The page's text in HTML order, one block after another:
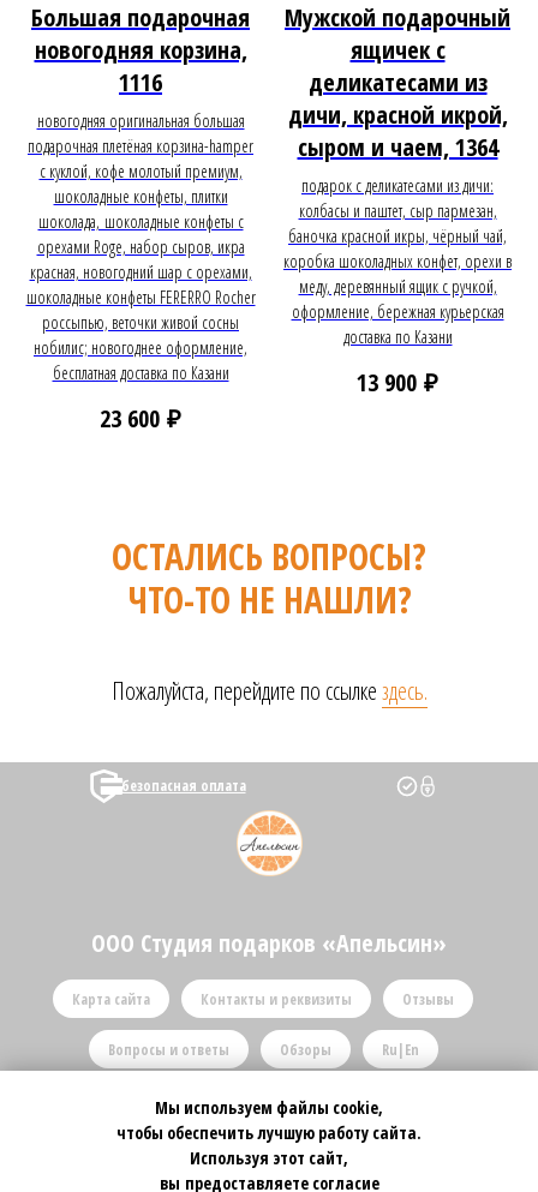
Большая подарочная
новогодняя корзина,
1116
новогодняя оригинальная большая
подарочная плетёная корзина-hamper
с куклой, кофе молотый премиум,
шоколадные конфеты, плитки
шоколада, шоколадные конфеты с
орехами Roge, набор сыров, икра
красная, новогодний шар с орехами,
шоколадные конфеты FERERRO Rocher
россыпью, веточки живой сосны
нобилис; новогоднее оформление,
бесплатная доставка по Казани
23 600 ₽
Мужской подарочный
ящичек с
деликатесами из
дичи, красной икрой,
сыром и чаем, 1364
подарок с деликатесами из дичи:
колбасы и паштет, сыр пармезан,
баночка красной икры, чёрный чай,
коробка шоколадных конфет, орехи в
меду, деревянный ящик с ручкой,
оформление, бережная курьерская
доставка по Казани
13 900 ₽
ОСТАЛИСЬ ВОПРОСЫ?
ЧТО-ТО НЕ НАШЛИ?
Пожалуйста, перейдите по ссылкездесь.
безопасная оплата
ООО Студия подарков «Апельсин»
Карта сайта Контакты и реквизиты Отзывы
Вопросы и ответы Обзоры Ru|En
Политика конфиденциальности, Оферта, Товарный знак
© 2016 - 2026 | TM® – Торговая Марка зарегистрирована.
Копирование материалов сайта запрещено.
Оригинальные и вкусные подарки,
Мы используем файлы cookie,
чтобы обеспечить лучшую работу сайта.
Используя этот сайт,
вы предоставляете согласие